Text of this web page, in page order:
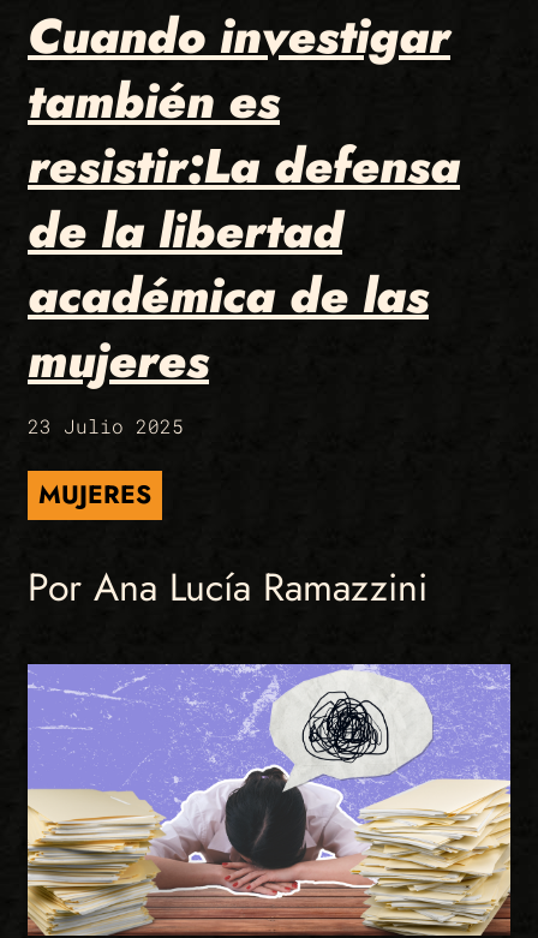
Cuando investigar
también es
resistir:La defensa
de la libertad
académica de las
mujeres
23 Julio 2025
MUJERES
Por Ana Lucía Ramazzini